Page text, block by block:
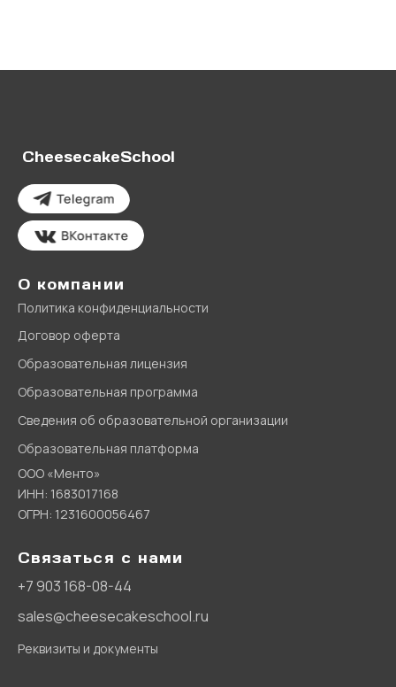
CheesecakeSchool
О компании
Политика конфиденциальности
Договор оферта
Образовательная лицензия
Образовательная программа
Сведения об образовательной организации
Образовательная платформа
ООО «Менто»
ИНН: 1683017168
ОГРН: 1231600056467
Связаться с нами
+7 903 168-08-44
sales@cheesecakeschool.ru
Реквизиты и документы